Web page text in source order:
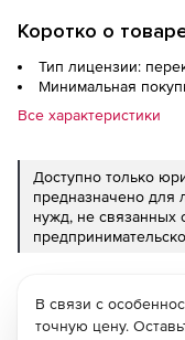
Коротко о
Тип лицензии:
Минимальная
Все характеристики
Доступно только
предназначено
нужд, не связанных
В связи с
точную цену.